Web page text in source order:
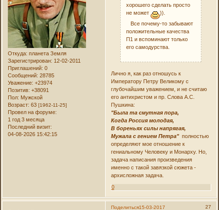
Откуда: планета Земля
Зарегистрирован: 12-02-2011
Приглашений: 0
Сообщений: 28785
Уважение: +23974
Позитив: +38091
Пол: Мужской
Возраст: 63[1962-11-25]
Провел на форуме:
1 год 3 месяца
Последний визит:
04-08-2026 15:42:15
хорошего сделать просто
не может
)).
Все почему-то забывают
положительные качества
П1 и вспоминают только
его самодурства.
Лично я, как раз отношусь к
Императору Петру Великому с
глубочайшим уважением, и не считаю
его антихристом и пр. Слова А.С.
Пушкина:
"Была та смутная пора,
Когда Россия молодая,
В бореньях силы напрягая,
Мужала с гением Петра"полностью
определяют мое отношение к
гениальному Человеку и Монарху. Но,
задача написания произведения
именно с такой завязкой сюжета -
архисложная задача.
0
Поделиться 27
15-03-2017